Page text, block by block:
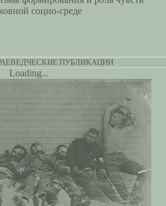
социо-среде
ПУБЛИКАЦИИ
Loading...